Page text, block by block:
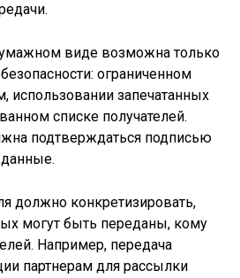
виде возможна только
ограниченном
использовании запечатанных
списке получателей.
подтверждаться подписью
должно конкретизировать,
могут быть переданы, кому
Например, передача
партнерам для рассылки